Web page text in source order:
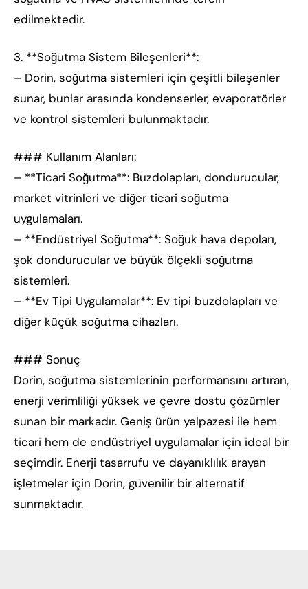
edilmektedir.
3. **Soğutma Sistem Bileşenleri**:
– Dorin, soğutma sistemleri için çeşitli bileşenler
sunar, bunlar arasında kondenserler, evaporatörler
ve kontrol sistemleri bulunmaktadır.
### Kullanım Alanları:
– **Ticari Soğutma**: Buzdolapları, dondurucular,
market vitrinleri ve diğer ticari soğutma
uygulamaları.
– **Endüstriyel Soğutma**: Soğuk hava depoları,
şok dondurucular ve büyük ölçekli soğutma
sistemleri.
– **Ev Tipi Uygulamalar**: Ev tipi buzdolapları ve
diğer küçük soğutma cihazları.
### Sonuç
Dorin, soğutma sistemlerinin performansını artıran,
enerji verimliliği yüksek ve çevre dostu çözümler
sunan bir markadır. Geniş ürün yelpazesi ile hem
ticari hem de endüstriyel uygulamalar için ideal bir
seçimdir. Enerji tasarrufu ve dayanıklılık arayan
işletmeler için Dorin, güvenilir bir alternatif
sunmaktadır.